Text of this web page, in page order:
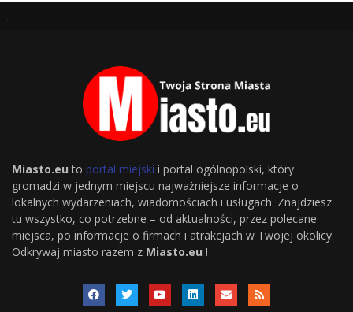
Miasto.eu to portal miejski i portal ogólnopolski, który
gromadzi w jednym miejscu najważniejsze informacje o
lokalnych wydarzeniach, wiadomościach i usługach. Znajdziesz
tu wszystko, co potrzebne – od aktualności, przez polecane
miejsca, po informacje o firmach i atrakcjach w Twojej okolicy.
Odkrywaj miasto razem z Miasto.eu !